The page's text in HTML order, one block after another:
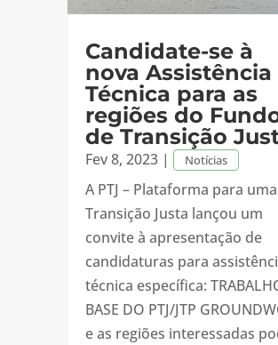
Candidate-se à
nova Assistência
Técnica para as
regiões do
de Transição
Fev 8, 2023| Notícias
A PTJ – Plataforma para uma
Transição Justa lançou um
convite à apresentação de
candidaturas para
técnica específica:
BASE DO PTJ/JTP
e as regiões interessadas